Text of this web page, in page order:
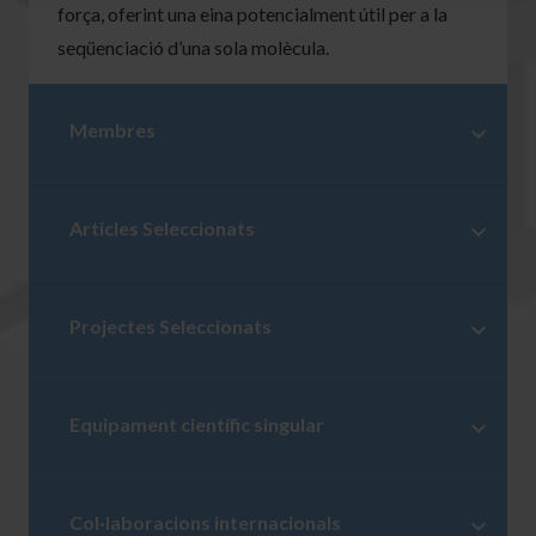
força, oferint una eina potencialment útil per a la
seqüenciació d’una sola molècula.
Membres
Articles Seleccionats
Projectes Seleccionats
Equipament científic singular
Col·laboracions internacionals